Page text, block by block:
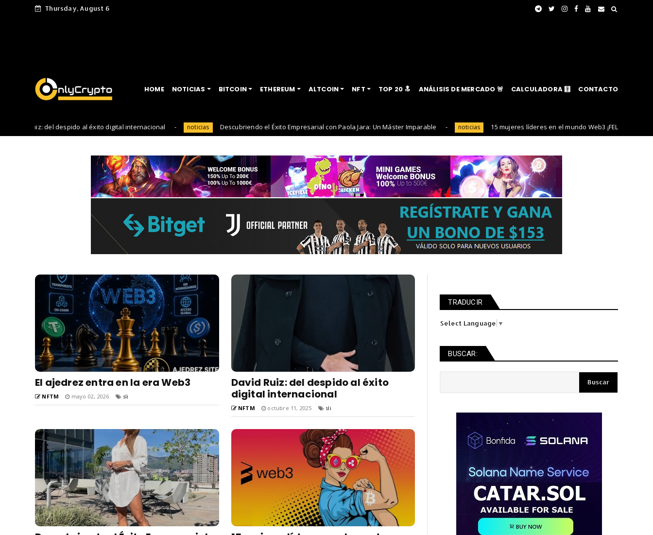
Thursday, August 6
HOME NOTICIAS BITCOIN ETHEREUM ALTCOIN NFT TOP 20 🔝 ANÁLISIS DE MERCADO 🚨 CALCULADORA 🧮 CONTACTO
despido al éxito digital internacional noticias Descubriendo el Éxito Empresarial con Paola Jara: Un Máster Imparable noticias 15 mujeres líderes en el mundo Web3 ¡FELIZ DÍA DE LA MUJER!
El ajedrez entra en la era Web3
NFTM mayo 02, 2026 sli
David Ruiz: del despido al éxito
digital internacional
NFTM octubre 11, 2025 sli
TRADUCIR
Select Language ▼
BUSCAR: